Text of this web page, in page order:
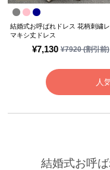
¥7,130 ¥7920(割引前)
結婚式お呼ばれドレス 花柄刺繍
マキシ丈ドレス
人
結婚式お呼